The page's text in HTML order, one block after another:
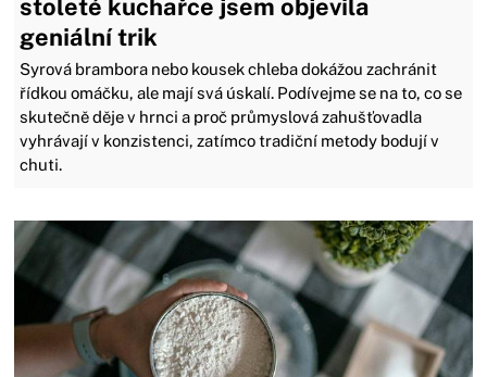
stoleté kuchařce jsem objevila
geniální trik
Syrová brambora nebo kousek chleba dokážou zachránit
řídkou omáčku, ale mají svá úskalí. Podívejme se na to, co se
skutečně děje v hrnci a proč průmyslová zahušťovadla
vyhrávají v konzistenci, zatímco tradiční metody bodují v
chuti.